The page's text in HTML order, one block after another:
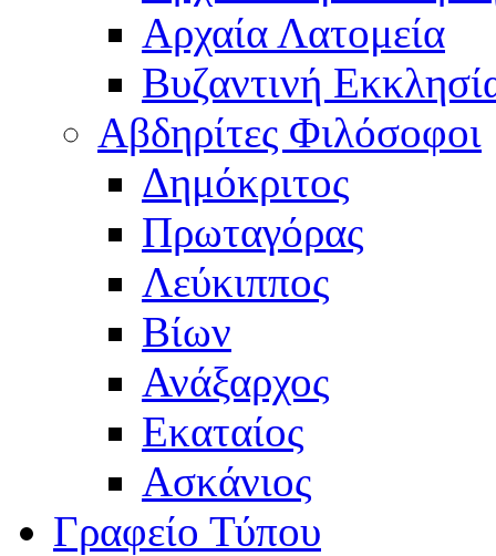
Αρχαία Λατομεία
Βυζαντινή
Αβδηρίτες Φιλόσοφοι
Δημόκριτος
Πρωταγόρας
Λεύκιππος
Βίων
Ανάξαρχος
Εκαταίος
Ασκάνιος
Γραφείο Τύπου